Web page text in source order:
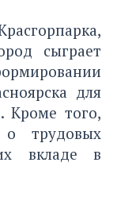
сыграет
для
Кроме того,
трудовых
вкладе в